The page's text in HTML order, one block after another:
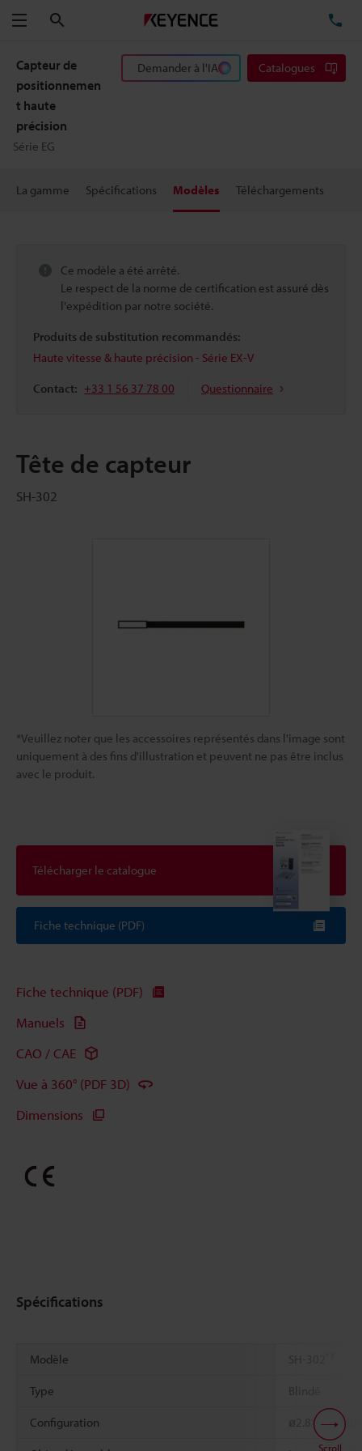
Menu
Capteur de
positionnemen
t haute
précision
Série EG
Demander à l'IA Catalogues
La gamme Spécifications Modèles Téléchargements
Ce modèle a été arrêté.
Le respect de la norme de certification est assuré dès
l'expédition par notre société.
Produits de substitution recommandés:
Haute vitesse & haute précision - Série EX-V
Contact: +33 1 56 37 78 00 Questionnaire
Tête de capteur
SH-302
*Veuillez noter que les accessoires représentés dans l'image sont
uniquement à des fins d'illustration et peuvent ne pas être inclus
avec le produit.
Télécharger le catalogue
Fiche technique (PDF)
Fiche technique (PDF)
Manuels
CAO / CAE
Vue à 360° (PDF 3D)
Dimensions
Spécifications
Modèle SH-302
Type Blindé
Configuration ø2.8×12
Scroll